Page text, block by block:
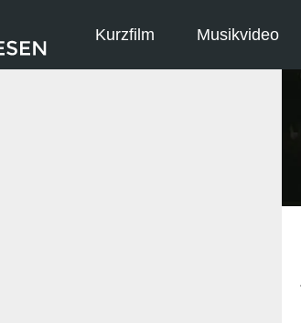
Kurzfilm Musikvideo